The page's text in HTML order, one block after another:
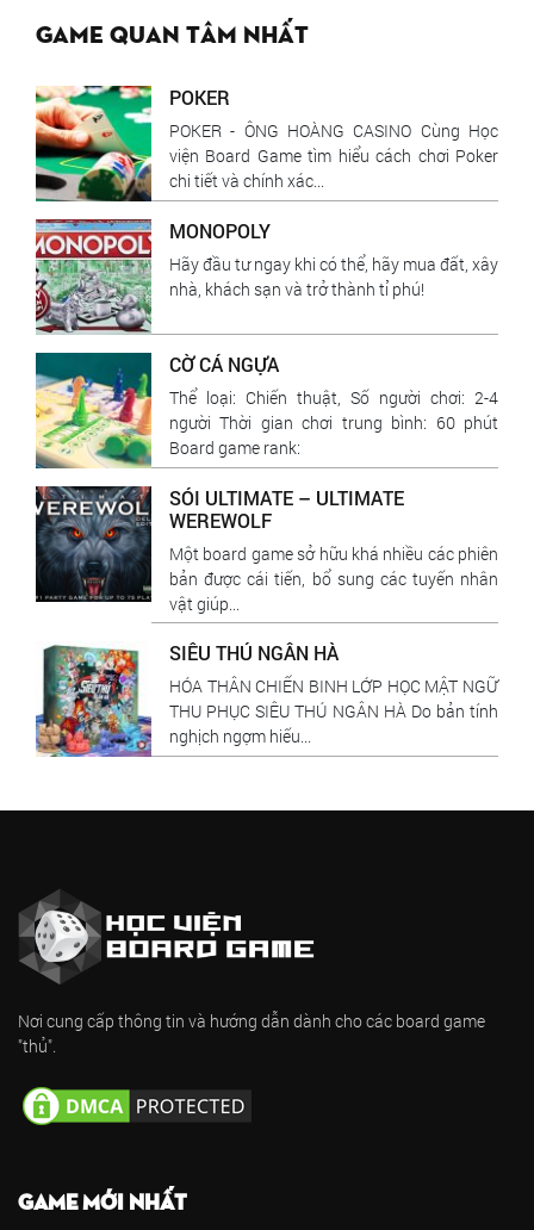
Game quan tâm nhất
POKER
POKER - ÔNG HOÀNG CASINO Cùng Học
viện Board Game tìm hiểu cách chơi Poker
chi tiết và chính xác...
MONOPOLY
Hãy đầu tư ngay khi có thể, hãy mua đất, xây
nhà, khách sạn và trở thành tỉ phú!
CỜ CÁ NGỰA
Thể loại: Chiến thuật, Số người chơi: 2-4
người Thời gian chơi trung bình: 60 phút
Board game rank:
SÓI ULTIMATE – ULTIMATE
WEREWOLF
Một board game sở hữu khá nhiều các phiên
bản được cái tiến, bổ sung các tuyến nhân
vật giúp...
SIÊU THÚ NGÂN HÀ
HÓA THÂN CHIẾN BINH LỚP HỌC MẬT NGỮ
THU PHỤC SIÊU THÚ NGÂN HÀ Do bản tính
nghịch ngợm hiếu...
Nơi cung cấp thông tin và hướng dẫn dành cho các board game
"thủ".
GAME MỚI NHẤT